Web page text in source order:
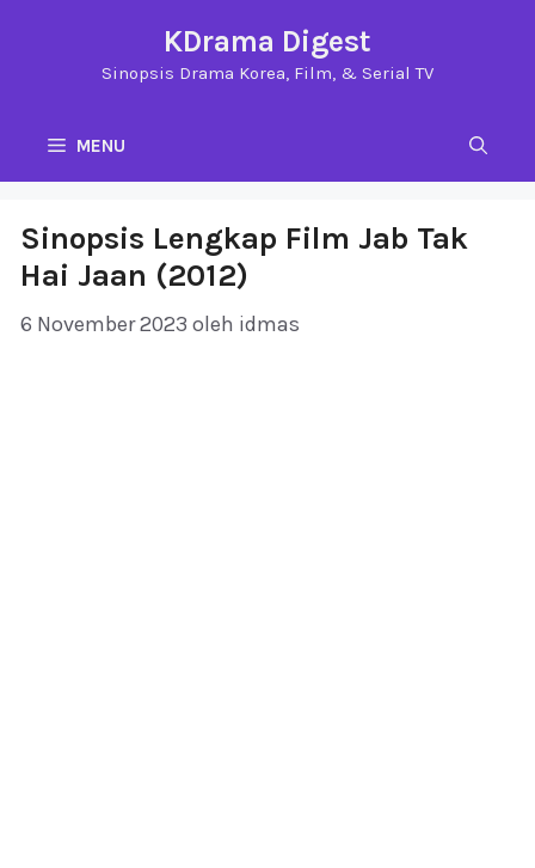
KDrama Digest
Sinopsis Drama Korea, Film, & Serial TV
MENU
Sinopsis Lengkap Film Jab Tak
Hai Jaan (2012)
6 November 2023 oleh idmas